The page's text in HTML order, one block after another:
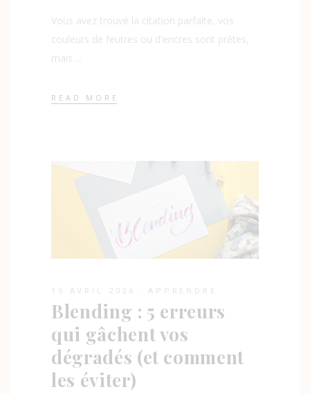
Vous avez trouvé la citation parfaite, vos
couleurs de feutres ou d'encres sont prêtes,
mais
READ MORE
15 AVRIL 2026 APPRENDRE
Blending : 5 erreurs
qui gâchent vos
dégradés (et comment
les éviter)